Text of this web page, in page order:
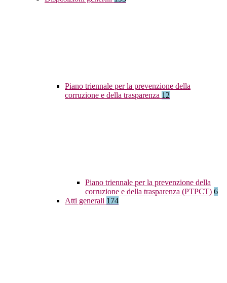
Piano triennale per la prevenzione della
corruzione e della trasparenza 12
Piano triennale per la prevenzione della
corruzione e della trasparenza (PTPCT) 6
Atti generali 174